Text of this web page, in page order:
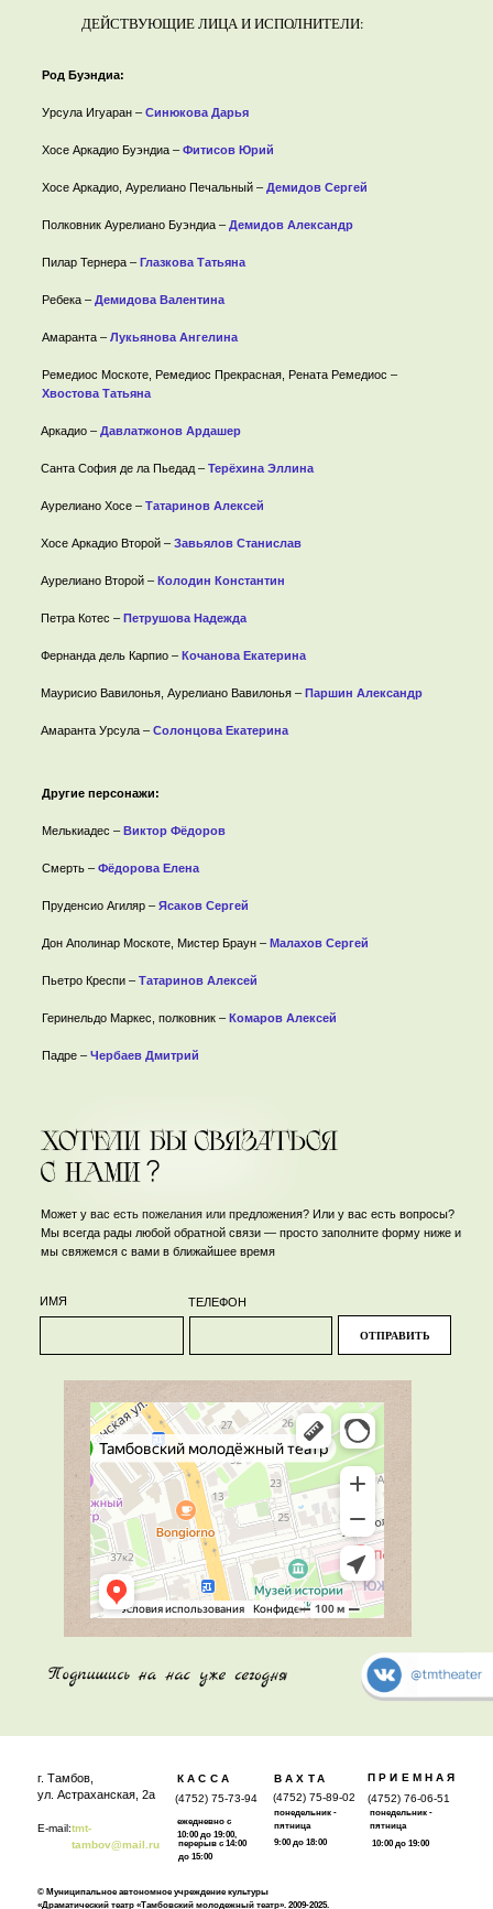
ДЕЙСТВУЮЩИЕ ЛИЦА И ИСПОЛНИТЕЛИ:
Род Буэндиа:
Урсула Игуаран – Синюкова Дарья
Хосе Аркадио Буэндиа – Фитисов Юрий
Хосе Аркадио, Аурелиано Печальный – Демидов Сергей
Полковник Аурелиано Буэндиа – Демидов Александр
Пилар Тернера – Глазкова Татьяна
Ребека – Демидова Валентина
Амаранта – Лукьянова Ангелина
Ремедиос Москоте, Ремедиос Прекрасная, Рената Ремедиос –
Хвостова Татьяна
Другие персонажи:
Мелькиадес – Виктор Фёдоров
Смерть – Фёдорова Елена
Пруденсио Агиляр – Ясаков Сергей
Дон Аполинар Москоте, Мистер Браун – Малахов Сергей
Пьетро Креспи – Татаринов Алексей
Геринельдо Маркес, полковник – Комаров Алексей
Падре – Чербаев Дмитрий
Аркадио – Давлатжонов Ардашер
Санта София де ла Пьедад – Терёхина Эллина
Аурелиано Хосе – Татаринов Алексей
Хосе Аркадио Второй – Завьялов Станислав
Аурелиано Второй – Колодин Константин
Петра Котес – Петрушова Надежда
Фернанда дель Карпио – Кочанова Екатерина
Маурисио Вавилонья, Аурелиано Вавилонья – Паршин Александр
Амаранта Урсула – Солонцова Екатерина
Может у вас есть пожелания или предложения? Или у вас есть вопросы?
Мы всегда рады любой обратной связи — просто заполните форму ниже и
мы свяжемся с вами в ближайшее время
ИМЯ ТЕЛЕФОН
ОТПРАВИТЬ
(4752) 75-73-94
ВАХТА
(4752) 75-89-02
ПРИЕМНАЯ
(4752) 76-06-51
г. Тамбов,
ежедневно с
10:00 до 19:00,
понедельник -
пятница
10:00 до 19:00
понедельник -
пятница
9:00 до 18:00
перерыв с 14:00
до 15:00
© Муниципальное автономное учреждение культуры
«Драматический театр «Тамбовский молодежный театр». 2009-2025.
ул. Астраханская, 2а
КАССА
E-mail:tmt-
tambov@mail.ru